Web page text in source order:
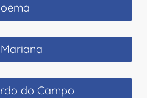
do Campo